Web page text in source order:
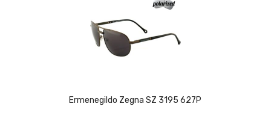
Ermenegildo Zegna SZ 3195 627P